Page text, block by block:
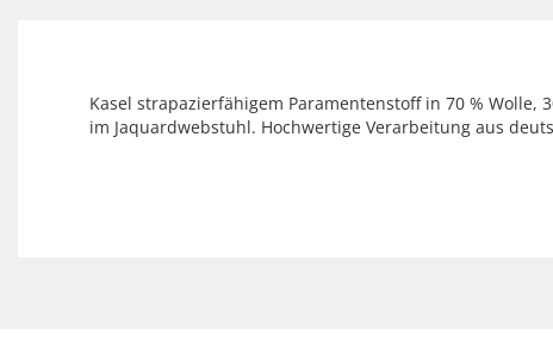
Kasel strapazierfähigem Paramentenstoff in 70 %
im Jaquardwebstuhl. Hochwertige Verarbeitung aus